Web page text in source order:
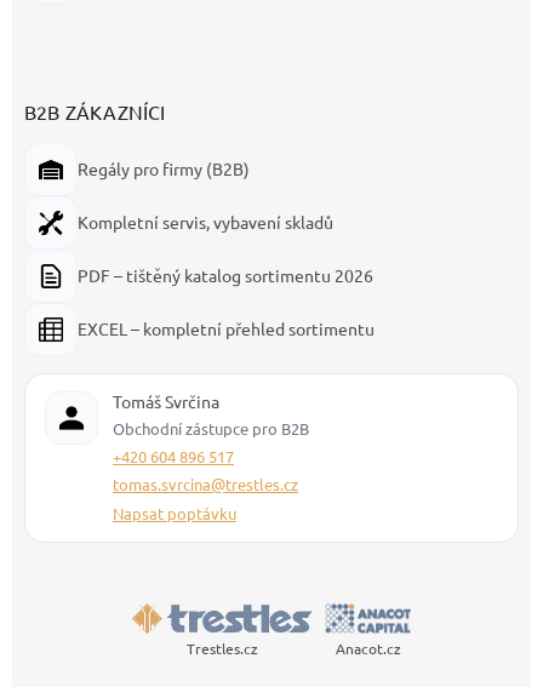
B2B ZÁKAZNÍCI
Regály pro firmy (B2B)
Kompletní servis, vybavení skladů
PDF – tištěný katalog sortimentu 2026
EXCEL – kompletní přehled sortimentu
Tomáš Svrčina
Obchodní zástupce pro B2B
+420 604 896 517
tomas.svrcina@trestles.cz
Napsat poptávku
Trestles.cz Anacot.cz